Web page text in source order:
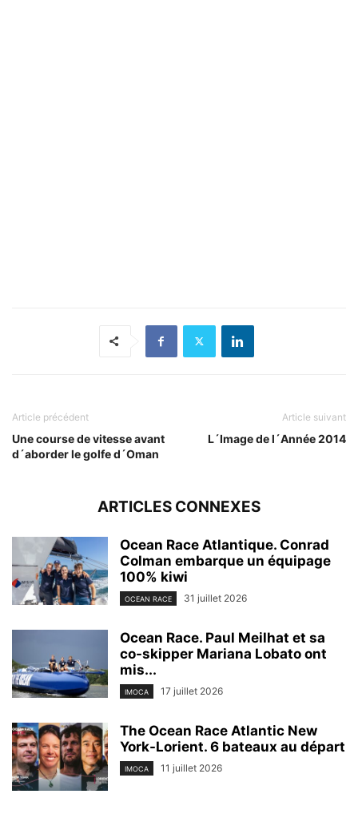
Article précédent
Une course de vitesse avant
d´aborder le golfe d´Oman
Article suivant
L´Image de l´Année 2014
ARTICLES CONNEXES
Ocean Race Atlantique. Conrad
Colman embarque un équipage
100% kiwi
OCEAN RACE 31 juillet 2026
Ocean Race. Paul Meilhat et sa
co-skipper Mariana Lobato ont
mis...
IMOCA 17 juillet 2026
The Ocean Race Atlantic New
York-Lorient. 6 bateaux au départ
IMOCA 11 juillet 2026